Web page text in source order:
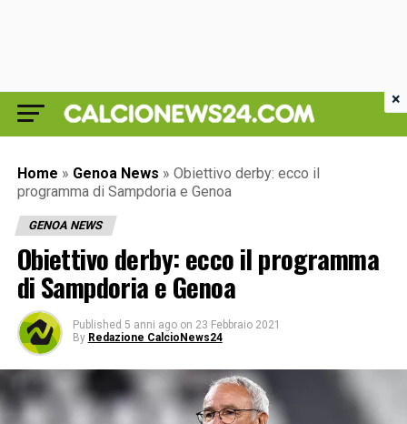
Home » Genoa News » Obiettivo derby: ecco il
programma di Sampdoria e Genoa
GENOA NEWS
Obiettivo derby: ecco il programma
di Sampdoria e Genoa
Published 5 anni ago on 23 Febbraio 2021
By Redazione CalcioNews24
×